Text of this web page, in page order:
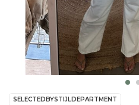
SELECTEDBYSTIJLDEPARTMENT